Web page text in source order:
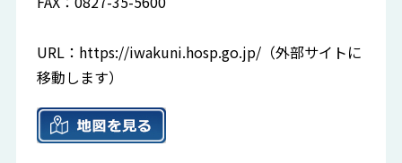
URL： https://iwakuni.hosp.go.jp/ （外部サイトに
移動します）